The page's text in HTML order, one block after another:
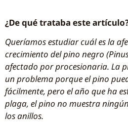
¿De qué trataba este
Queríamos estudiar cuál es la
crecimiento del pino negro
afectado por procesionaria. La
un problema porque el pino
fácilmente, pero el año que ha
plaga, el pino no muestra
los anillos.